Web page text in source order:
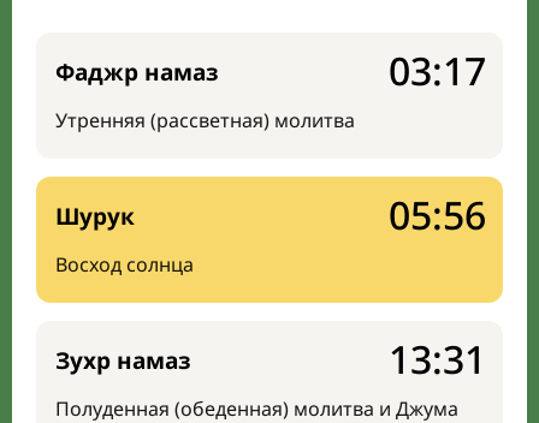
Фаджр намаз
Утренняя (рассветная) молитва
03:17
Шурук
Восход солнца
05:56
Зухр намаз
Полуденная (обеденная) молитва и Джума
13:31